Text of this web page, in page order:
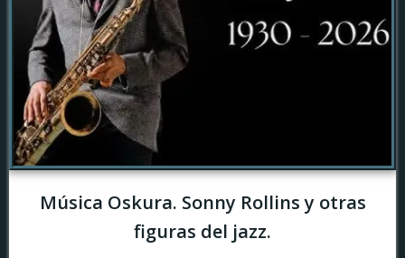
Música Oskura. Sonny Rollins y otras
figuras del jazz.